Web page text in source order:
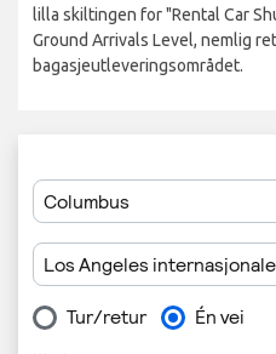
lilla skiltingen for "Rental Car
Ground Arrivals Level, nemlig
bagasjeutleveringsområdet.